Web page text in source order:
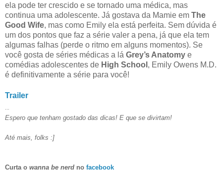
ela pode ter crescido e se tornado uma médica, mas
continua uma adolescente. Já gostava da Mamie em The
Good Wife, mas como Emily ela está perfeita. Sem dúvida é
um dos pontos que faz a série valer a pena, já que ela tem
algumas falhas (perde o ritmo em alguns momentos). Se
você gosta de séries médicas a lá Grey’s Anatomy e
comédias adolescentes de High School , Emily Owens M.D.
é definitivamente a série para você!
Trailer
Espero que tenham gostado das dicas! E que se divirtam!
Até mais, folks :]
Curta o wanna be nerd no facebook